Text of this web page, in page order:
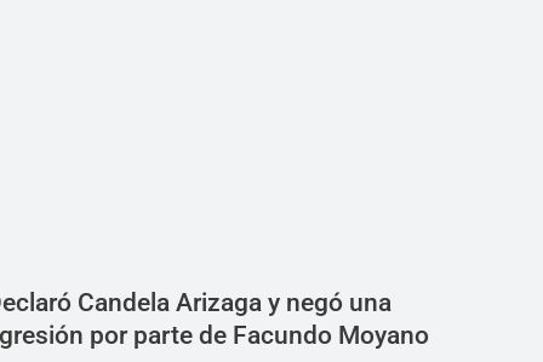
Candela Arizaga y negó una
por parte de Facundo Moyano